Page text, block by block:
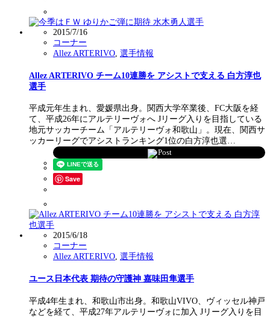
2015/7/16
コーナー
Allez ARTERIVO, 選手情報
Allez ARTERIVO チーム10連勝を アシストで支える 白方淳也
選手
平成元年生まれ、愛媛県出身。関西大学卒業後、FC大阪を経
て、平成26年にアルテリーヴォへ Jリーグ入りを目指している
地元サッカーチーム「アルテリーヴォ和歌山」。現在、関西サ
ッカーリーグでアシストランキング1位の白方淳也選…
Post
Save
2015/6/18
コーナー
Allez ARTERIVO, 選手情報
ユース日本代表 期待の守護神 嘉味田隼選手
平成4年生まれ、和歌山市出身。和歌山VIVO、ヴィッセル神戸
などを経て、平成27年アルテリーヴォに加入 Jリーグ入りを目